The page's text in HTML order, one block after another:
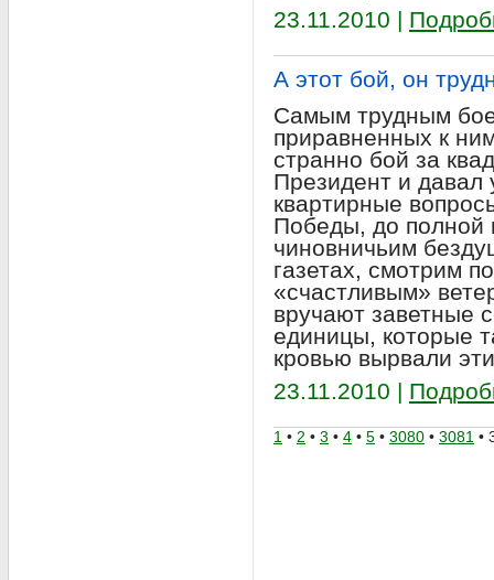
23.11.2010 |
А этот бой, он
Самым трудным
приравненных к
странно бой за
Президент и давал
квартирные
Победы, до полной
чиновничьим
газетах, смотрим
«счастливым»
вручают заветные
единицы, которые
кровью вырвали
23.11.2010 |
1 • 2 • 3 • 4 • 5 • 3080 • 3081 •